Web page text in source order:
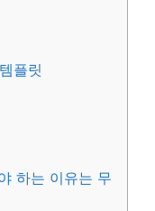
플릿
하는 이유는 무